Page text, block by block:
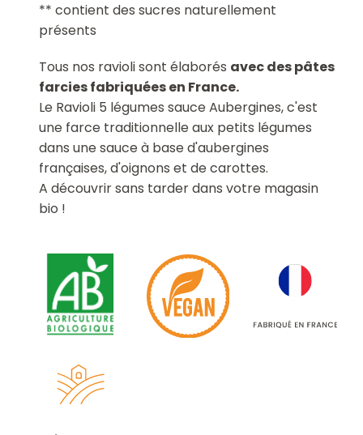
** contient des sucres naturellement
présents
Tous nos ravioli sont élaborés avec des pâtes
farcies fabriquées en France.
Le Ravioli 5 légumes sauce Aubergines, c'est
une farce traditionnelle aux petits légumes
dans une sauce à base d'aubergines
françaises, d'oignons et de carottes.
A découvrir sans tarder dans votre magasin
bio !